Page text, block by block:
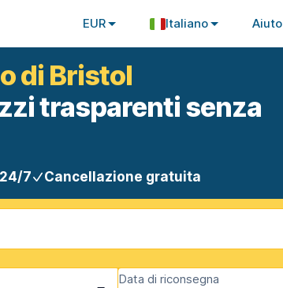
EUR Italiano Aiuto
di Bristol
trasparenti senza
7 Cancellazione gratuita
Data di riconsegna